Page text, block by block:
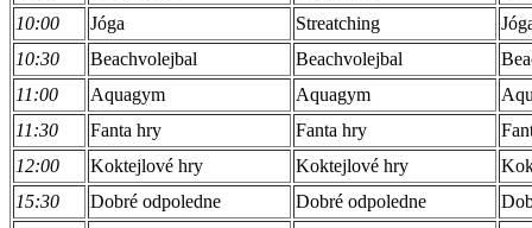
10:00
Jóga Streatching
10:30
Beachvolejbal Beachvolejbal
11:00
Aquagym Aquagym
11:30
Fanta hry Fanta hry
12:00
Koktejlové hry Koktejlové hry
15:30
Dobré odpoledne Dobré odpoledne